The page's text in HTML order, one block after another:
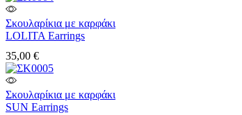
Σκουλαρίκια με καρφάκι
LOLITA Earrings
35,00 €
Σκουλαρίκια με καρφάκι
SUN Earrings